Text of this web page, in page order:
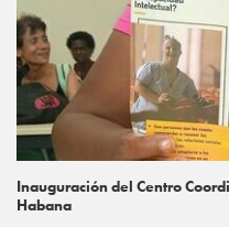
Inauguración del Centro
Habana